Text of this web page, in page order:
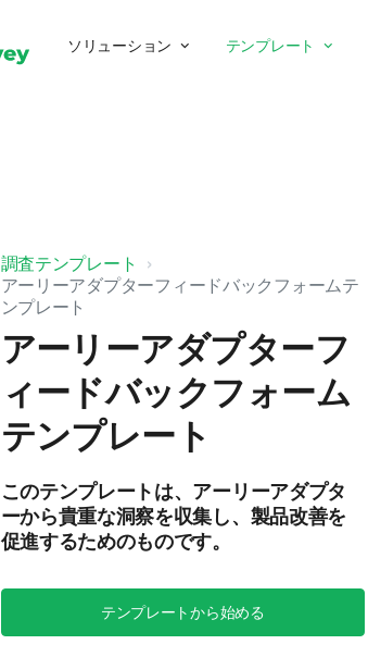
ソリューション テンプレート
調査テンプレート
アーリーアダプターフィードバックフォームテ
ンプレート
アーリーアダプターフ
ィードバックフォーム
テンプレート
このテンプレートは、アーリーアダプタ
ーから貴重な洞察を収集し、製品改善を
促進するためのものです。
テンプレートから始める